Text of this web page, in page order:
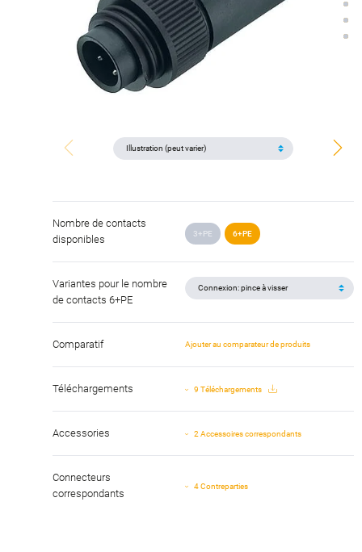
Nombre de contacts
disponibles
3+PE 6+PE
Variantes pour le nombre
de contacts 6+PE
Comparatif Ajouter au comparateur de produits
Téléchargements 9 Téléchargements
Accessories 2 Accessoires correspondants
Connecteurs
correspondants
4 Contreparties